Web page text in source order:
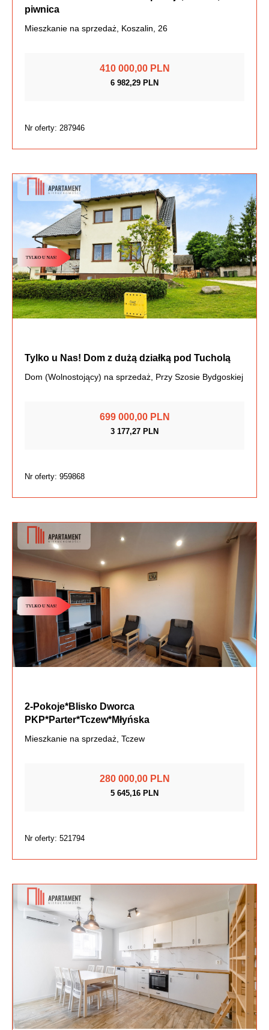
piwnica
Mieszkanie na sprzedaż, Koszalin, 26
410 000,00 PLN
6 982,29 PLN
Nr oferty: 287946
Tylko u Nas! Dom z dużą działką pod Tucholą
Dom (Wolnostojący) na sprzedaż, Przy Szosie Bydgoskiej
699 000,00 PLN
3 177,27 PLN
Nr oferty: 959868
2-Pokoje*Blisko Dworca
PKP*Parter*Tczew*Młyńska
Mieszkanie na sprzedaż, Tczew
280 000,00 PLN
5 645,16 PLN
Nr oferty: 521794